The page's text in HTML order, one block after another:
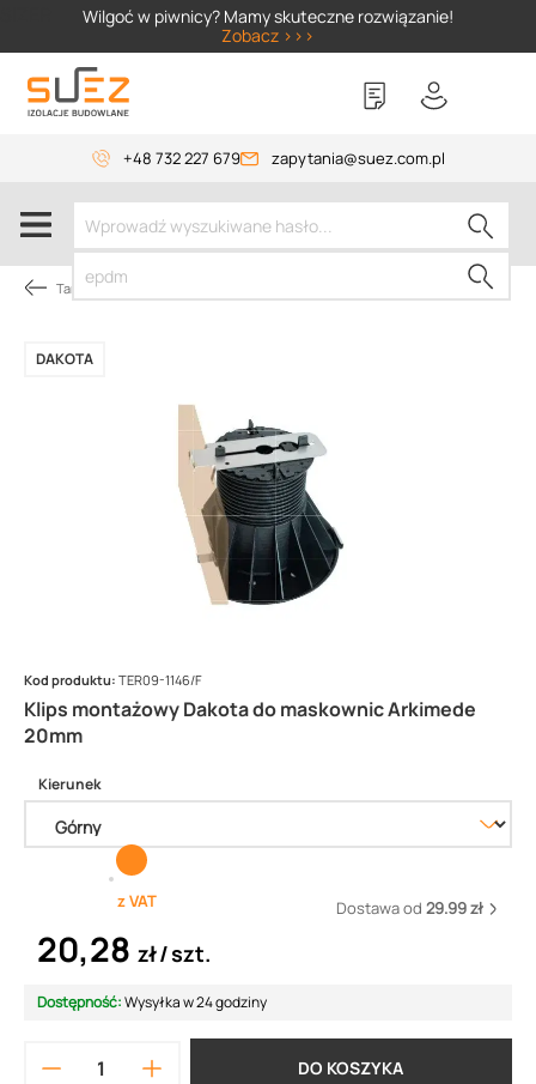
Wilgoć w piwnicy? Mamy skuteczne rozwiązanie!
Zobacz >>>
+48 732 227 679 zapytania@suez.com.pl
Tarasy i balkony wentylowane
Klips montażowy Dakota do maskownic Arkimede
20mm
DAKOTA
Kod produktu: TER09-1146/F
Kierunek
z VAT Dostawa od 29.99 zł
20,28 zł szt.
Dostępność:Wysyłka w 24 godziny
DO KOSZYKA